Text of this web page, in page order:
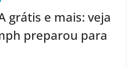
grátis e mais: veja
preparou para